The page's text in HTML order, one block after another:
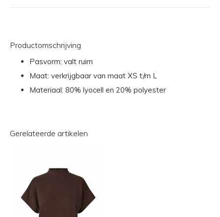
Productomschrijving
Pasvorm: valt ruim
Maat: verkrijgbaar van maat XS t/m L
Materiaal: 80% lyocell en 20% polyester
Gerelateerde artikelen